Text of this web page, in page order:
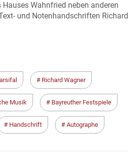
Wahnfried neben anderen
und Notenhandschriften Richard
Richard Wagner
Musik Bayreuther Festspiele
Handschrift Autographe